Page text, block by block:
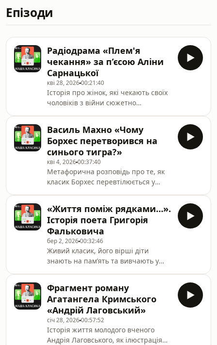
Епізоди
Радіодрама «Плем'я
чекання» за п’єсою Аліни
Сарнацької
кві 28, 202600:21:40
Історія про жінок, які чекають своїх
чоловіків з війни сюжетно
острова Ітакі Пенелопа понад
двадцять років чекала свого
чоловіка з мандрів. Сьогоднішня
Пенелопа - реальна жінка, яка
отримує звістку про те, що її чоловік
зник безвісти. Її історія схожа з
багатьма іншими жіночими долями,
які проходять випробування
чеканням.
Василь Махно «Чому
Борхес перетворився на
синього тигра?»
кві 4, 202600:37:40
Метафорична розповідь про те, як
класик Борхес перевтілюється у
літературний вимисел. Твір
досліджує теми бібліотек, сновидінь,
самотності та сили слова.
«Життя поміж рядками…».
Історія поета Григорія
Фальковича
бер 2, 202600:32:46
Живий класик, його вірші діти
знають на пам’ять та вивчають у
повномасштабна війна й
вимушений переїзд. Про
випробування долі та своє «Життя
поміж рядками…» - розповідає поет
Григорій Фалькович.
Фрагмент роману
Агатангела Кримського
«Андрій Лаговський»
січ 28, 202600:57:52
Історія життя молодого вченого
Андрія Лаговського, як ілюстрація